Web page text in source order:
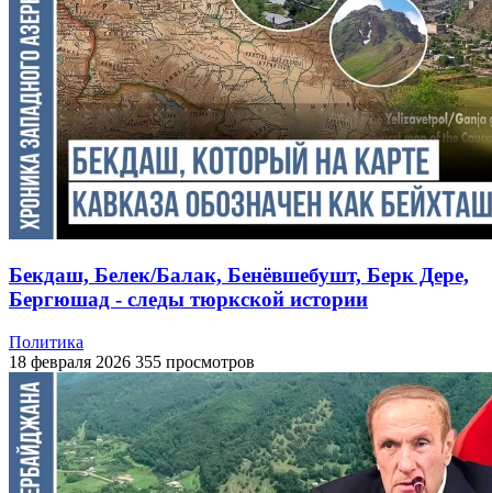
Бекдаш, Белек/Балак, Бенёвшебушт, Берк Дере,
Бергюшад - следы тюркской истории
Политика
18 февраля 2026 355 просмотров